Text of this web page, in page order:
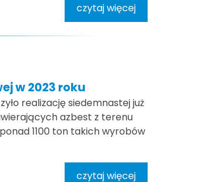
czytaj więcej
w 2023 roku
realizację siedemnastej już
azbest z terenu
1100 ton takich wyrobów
czytaj więcej